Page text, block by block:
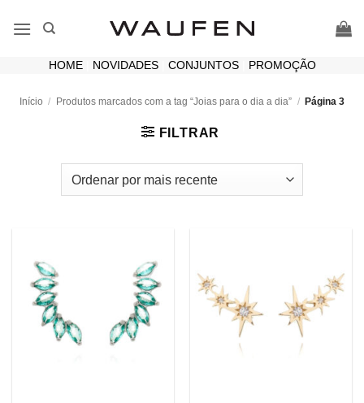
HOME| NOVIDADES| CONJUNTOS| PROMOÇÃO
Início / Produtos marcados com a tag “Joias para o dia a dia” / Página 3
FILTRAR